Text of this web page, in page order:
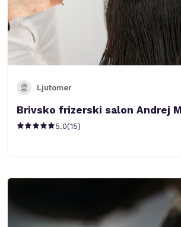
Ljutomer
Brivsko frizerski salon Andrej
5.0(15)